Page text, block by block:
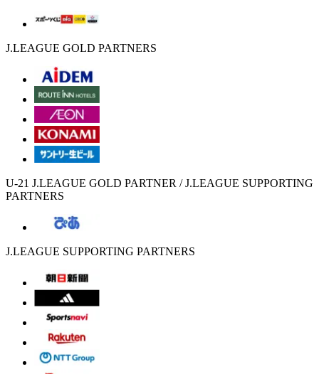
J.LEAGUE GOLD PARTNERS
U-21 J.LEAGUE GOLD PARTNER / J.LEAGUE SUPPORTING
PARTNERS
J.LEAGUE SUPPORTING PARTNERS